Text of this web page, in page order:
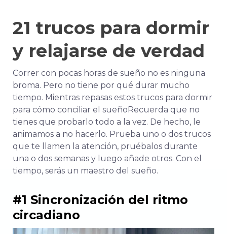
21 trucos para dormir
y relajarse de verdad
Correr con pocas horas de sueño no es ninguna
broma. Pero no tiene por qué durar mucho
tiempo. Mientras repasas estos trucos para dormir
para cómo conciliar el sueñoRecuerda que no
tienes que probarlo todo a la vez. De hecho, le
animamos a no hacerlo. Prueba uno o dos trucos
que te llamen la atención, pruébalos durante
una o dos semanas y luego añade otros. Con el
tiempo, serás un maestro del sueño.
#1 Sincronización del ritmo
circadiano